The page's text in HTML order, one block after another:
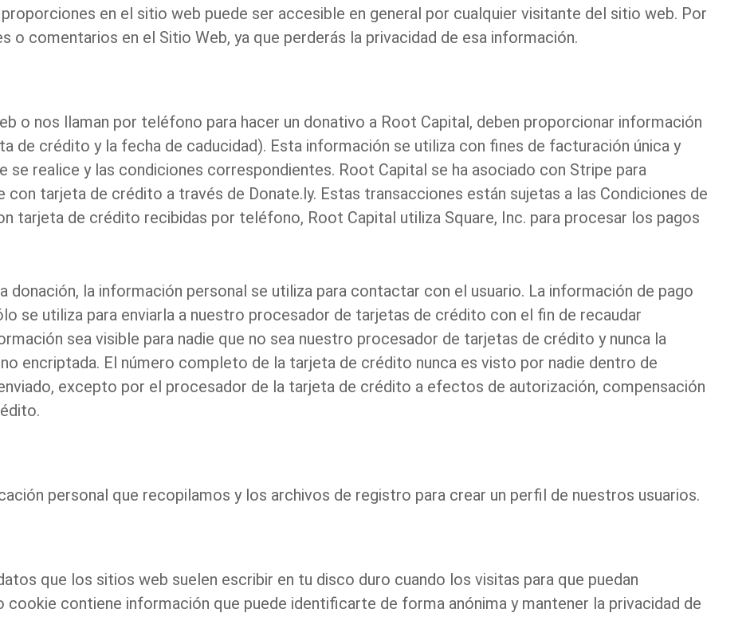
en el sitio web puede ser accesible en general por cualquier visitante del sitio web. Por
o comentarios en el Sitio Web, ya que perderás la privacidad de esa información.
o nos llaman por teléfono para hacer un donativo a Root Capital, deben proporcionar información
de crédito y la fecha de caducidad). Esta información se utiliza con fines de facturación única y
se realice y las condiciones correspondientes. Root Capital se ha asociado con Stripe para
con tarjeta de crédito a través de Donate.ly. Estas transacciones están sujetas a las Condiciones de
tarjeta de crédito recibidas por teléfono, Root Capital utiliza Square, Inc. para procesar los pagos
donación, la información personal se utiliza para contactar con el usuario. La información de pago
se utiliza para enviarla a nuestro procesador de tarjetas de crédito con el fin de recaudar
sea visible para nadie que no sea nuestro procesador de tarjetas de crédito y nunca la
encriptada. El número completo de la tarjeta de crédito nunca es visto por nadie dentro de
excepto por el procesador de la tarjeta de crédito a efectos de autorización, compensación
personal que recopilamos y los archivos de registro para crear un perfil de nuestros usuarios.
que los sitios web suelen escribir en tu disco duro cuando los visitas para que puedan
cookie contiene información que puede identificarte de forma anónima y mantener la privacidad de